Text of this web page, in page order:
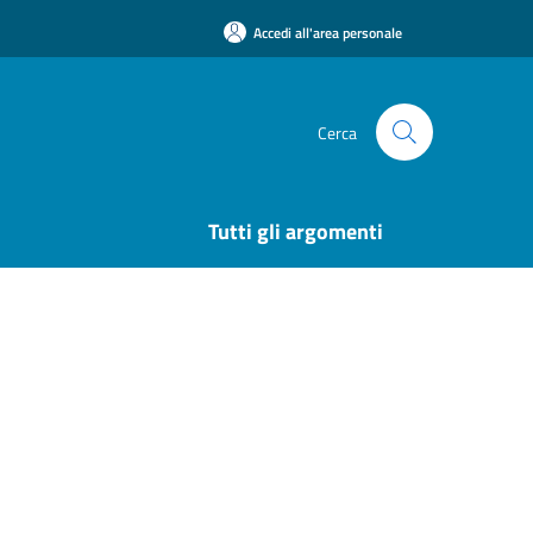
Accedi all'area personale
Cerca
Tutti gli argomenti